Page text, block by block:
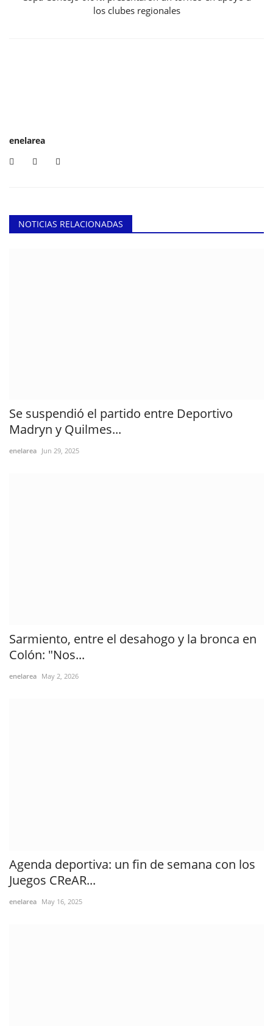
los clubes regionales
enelarea
NOTICIAS RELACIONADAS
Se suspendió el partido entre Deportivo
Madryn y Quilmes...
enelarea Jun 29, 2025
Sarmiento, entre el desahogo y la bronca en
Colón: "Nos...
enelarea May 2, 2026
Agenda deportiva: un fin de semana con los
Juegos CReAR...
enelarea May 16, 2025